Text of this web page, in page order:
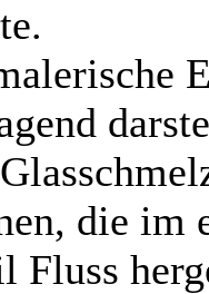
die
Fluss